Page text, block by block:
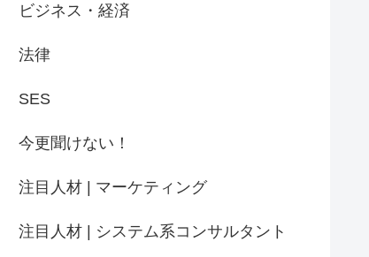
ビジネス・経済
法律
SES
今更聞けない！
注目人材 | マーケティング
注目人材 | システム系コンサルタント